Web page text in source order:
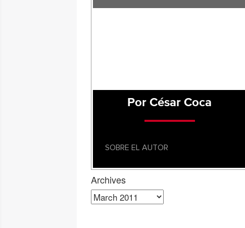
Por César Coca
SOBRE EL AUTOR
Archives
Archives